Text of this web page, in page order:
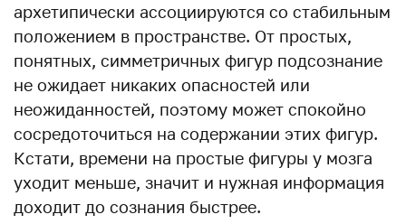
архетипически ассоциируются со стабильным
положением в пространстве. От простых,
понятных, симметричных фигур подсознание
не ожидает никаких опасностей или
неожиданностей, поэтому может спокойно
сосредоточиться на содержании этих фигур.
Кстати, времени на простые фигуры у мозга
уходит меньше, значит и нужная информация
доходит до сознания быстрее.